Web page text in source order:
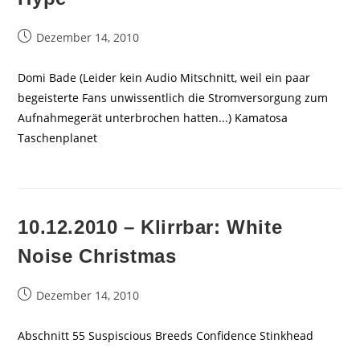
BeitragDezember 14, 2010
Domi Bade (Leider kein Audio Mitschnitt, weil ein paar
begeisterte Fans unwissentlich die Stromversorgung zum
Aufnahmegerät unterbrochen hatten...) Kamatosa
Taschenplanet
10.12.2010 – Klirrbar: White
Noise Christmas
BeitragDezember 14, 2010
Abschnitt 55 Suspiscious Breeds Confidence Stinkhead